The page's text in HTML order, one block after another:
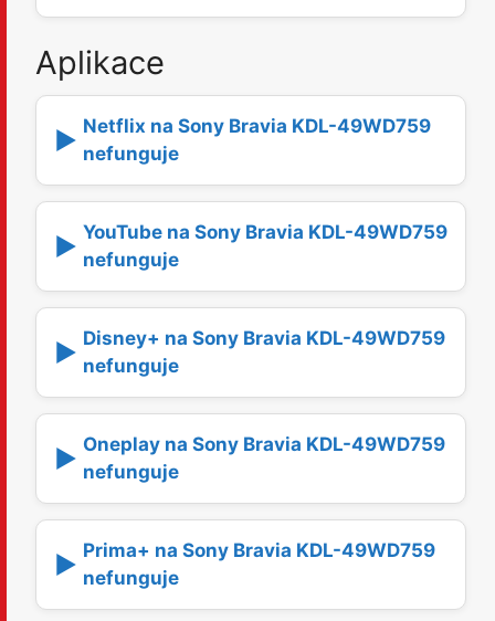
Aplikace
▶️ Netflix na Sony Bravia KDL-49WD759
nefunguje
▶️ YouTube na Sony Bravia KDL-49WD759
nefunguje
▶️ Disney+ na Sony Bravia KDL-49WD759
nefunguje
▶️ Oneplay na Sony Bravia KDL-49WD759
nefunguje
▶️ Prima+ na Sony Bravia KDL-49WD759
nefunguje